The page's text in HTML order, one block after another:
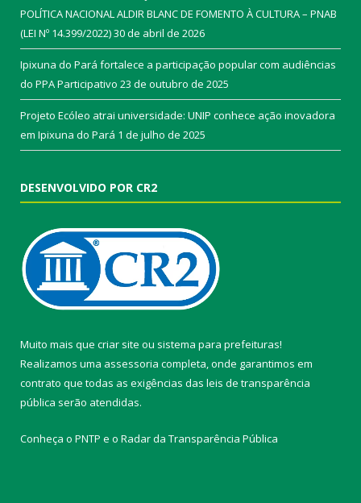
POLÍTICA NACIONAL ALDIR BLANC DE FOMENTO À CULTURA – PNAB
(LEI Nº 14.399/2022)30 de abril de 2026
Ipixuna do Pará fortalece a participação popular com audiências
do PPA Participativo 23 de outubro de 2025
Projeto Ecóleo atrai universidade: UNIP conhece ação inovadora
em Ipixuna do Pará 1 de julho de 2025
DESENVOLVIDO POR CR2
Muito mais que criar site ou sistema para prefeituras!
Realizamos uma assessoria completa, onde garantimos em
contrato que todas as exigências das leis de transparência
pública serão atendidas.
Conheça o PNTP e o Radar da Transparência Pública